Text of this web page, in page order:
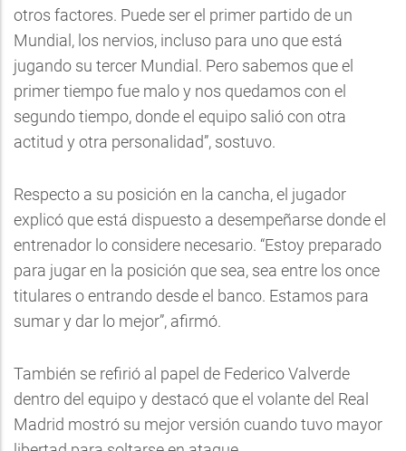
otros factores. Puede ser el primer partido de un
Mundial, los nervios, incluso para uno que está
jugando su tercer Mundial. Pero sabemos que el
primer tiempo fue malo y nos quedamos con el
segundo tiempo, donde el equipo salió con otra
actitud y otra personalidad”, sostuvo.
Respecto a su posición en la cancha, el jugador
explicó que está dispuesto a desempeñarse donde el
entrenador lo considere necesario. “Estoy preparado
para jugar en la posición que sea, sea entre los once
titulares o entrando desde el banco. Estamos para
sumar y dar lo mejor”, afirmó.
También se refirió al papel de Federico Valverde
dentro del equipo y destacó que el volante del Real
Madrid mostró su mejor versión cuando tuvo mayor